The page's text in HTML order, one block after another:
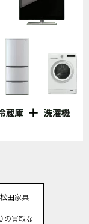
田家具
）の買取な